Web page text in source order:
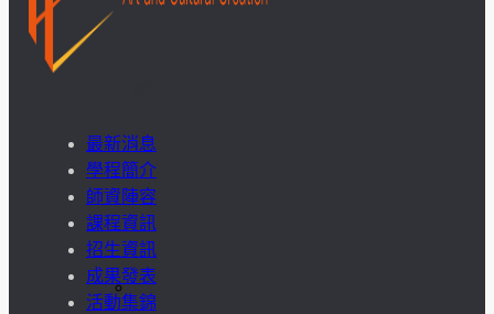
果
呈
現
學
最新消息
學程簡介
師資陣容
課程資訊
招生資訊
成果發表
活動集錦